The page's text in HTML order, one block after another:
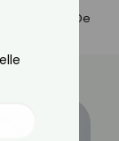
La Gueule De